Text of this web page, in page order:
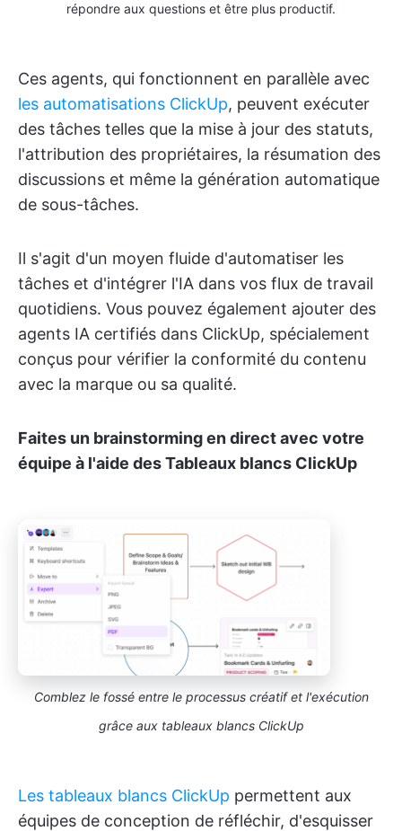
répondre aux questions et être plus productif.
Ces agents, qui fonctionnent en parallèle avec
les automatisations ClickUp, peuvent exécuter
des tâches telles que la mise à jour des statuts,
l'attribution des propriétaires, la résumation des
discussions et même la génération automatique
de sous-tâches.
Il s'agit d'un moyen fluide d'automatiser les
tâches et d'intégrer l'IA dans vos flux de travail
quotidiens. Vous pouvez également ajouter des
agents IA certifiés dans ClickUp, spécialement
conçus pour vérifier la conformité du contenu
avec la marque ou sa qualité.
Faites un brainstorming en direct avec votre
équipe à l'aide des Tableaux blancs ClickUp
Comblez le fossé entre le processus créatif et l'exécution
grâce aux tableaux blancs ClickUp
Les tableaux blancs ClickUp permettent aux
équipes de conception de réfléchir, d'esquisser